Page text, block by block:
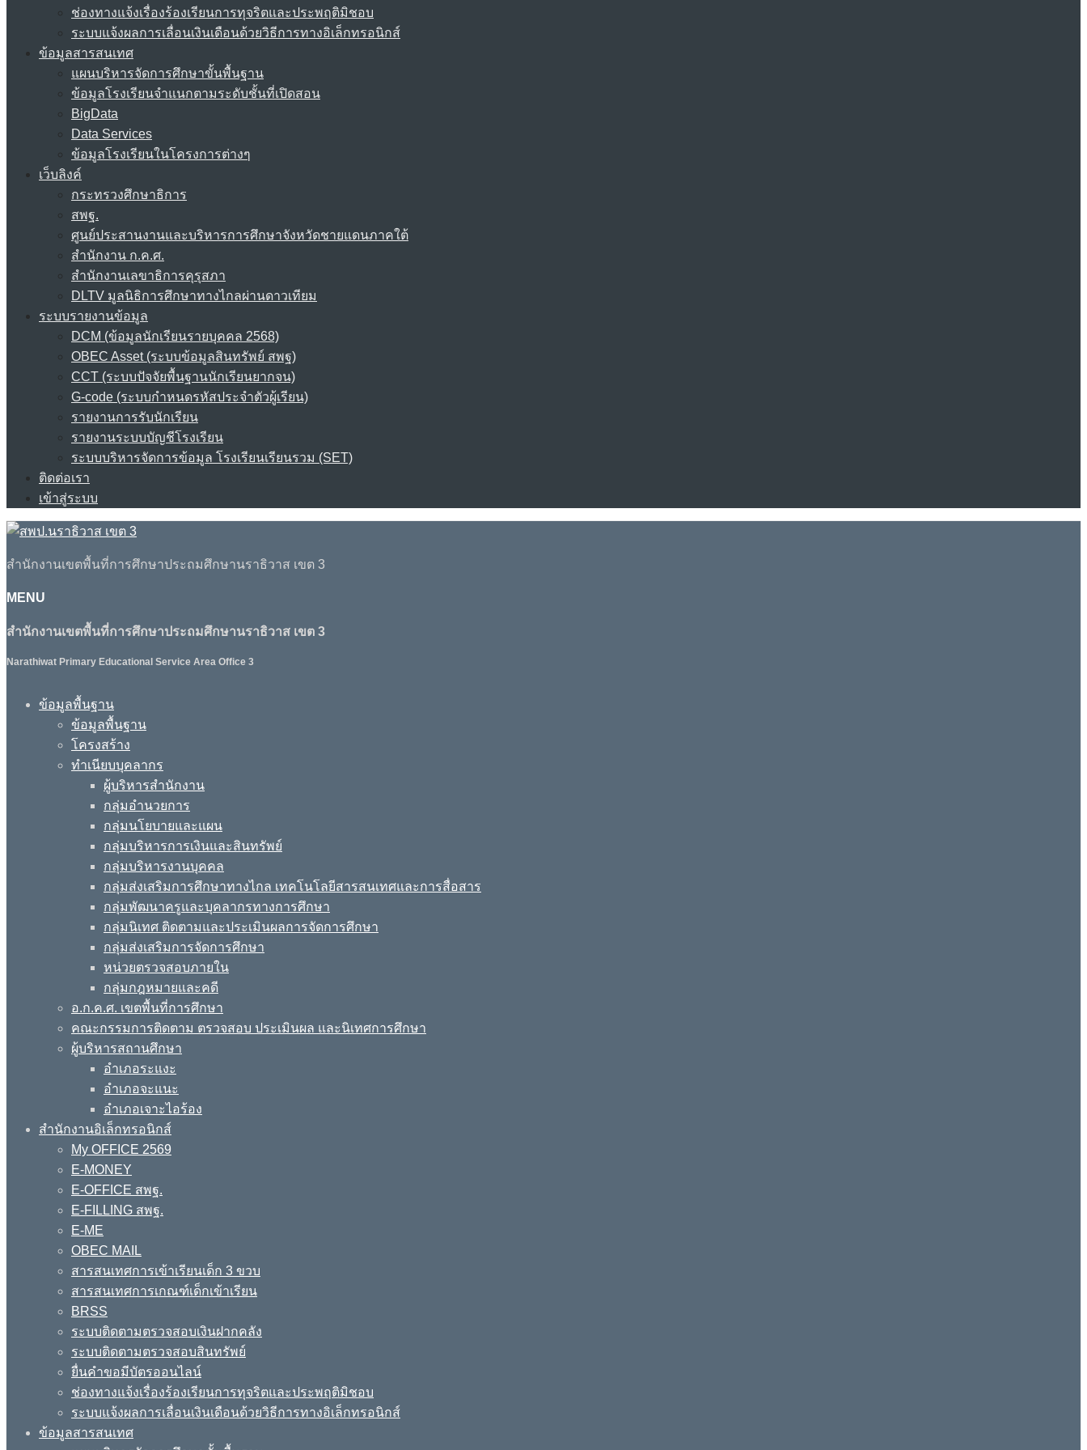
ช่องทางแจ้งเรื่องร้องเรียนการทุจริตและประพฤติมิชอบ
ระบบแจ้งผลการเลื่อนเงินเดือนด้วยวิธีการทางอิเล็กทรอนิกส์
ข้อมูลสารสนเทศ
แผนบริหารจัดการศึกษาขั้นพื้นฐาน
ข้อมูลโรงเรียนจำแนกตามระดับชั้นที่เปิดสอน
BigData
Data Services
ข้อมูลโรงเรียนในโครงการต่างๆ
เว็บลิงค์
กระทรวงศึกษาธิการ
สพฐ.
ศูนย์ประสานงานและบริหารการศึกษาจังหวัดชายแดนภาคใต้
สำนักงาน ก.ค.ศ.
สำนักงานเลขาธิการคุรุสภา
DLTV มูลนิธิการศึกษาทางไกลผ่านดาวเทียม
ระบบรายงานข้อมูล
DCM (ข้อมูลนักเรียนรายบุคคล 2568)
OBEC Asset (ระบบข้อมูลสินทรัพย์ สพฐ)
CCT (ระบบปัจจัยพื้นฐานนักเรียนยากจน)
G-code (ระบบกำหนดรหัสประจำตัวผู้เรียน)
รายงานการรับนักเรียน
รายงานระบบบัญชีโรงเรียน
ระบบบริหารจัดการข้อมูล โรงเรียนเรียนรวม (SET)
ติดต่อเรา
เข้าสู่ระบบ
สำนักงานเขตพื้นที่การศึกษาประถมศึกษานราธิวาส เขต 3
MENU
สำนักงานเขตพื้นที่การศึกษาประถมศึกษานราธิวาส เขต 3
Narathiwat Primary Educational Service Area Office 3
ข้อมูลพื้นฐาน
ข้อมูลพื้นฐาน
โครงสร้าง
ทำเนียบบุคลากร
ผู้บริหารสำนักงาน
กลุ่มอำนวยการ
กลุ่มนโยบายและแผน
กลุ่มบริหารการเงินและสินทรัพย์
กลุ่มบริหารงานบุคคล
กลุ่มส่งเสริมการศึกษาทางไกล เทคโนโลยีสารสนเทศและการสื่อสาร
กลุ่มพัฒนาครูและบุคลากรทางการศึกษา
กลุ่มนิเทศ ติดตามและประเมินผลการจัดการศึกษา
กลุ่มส่งเสริมการจัดการศึกษา
หน่วยตรวจสอบภายใน
กลุ่มกฎหมายและคดี
อ.ก.ค.ศ. เขตพื้นที่การศึกษา
คณะกรรมการติดตาม ตรวจสอบ ประเมินผล และนิเทศการศึกษา
ผู้บริหารสถานศึกษา
อำเภอระแงะ
อำเภอจะแนะ
อำเภอเจาะไอร้อง
สำนักงานอิเล็กทรอนิกส์
My OFFICE 2569
E-MONEY
E-OFFICE สพฐ.
E-FILLING สพฐ.
E-ME
OBEC MAIL
สารสนเทศการเข้าเรียนเด็ก 3 ขวบ
สารสนเทศการเกณฑ์เด็กเข้าเรียน
BRSS
ระบบติดตามตรวจสอบเงินฝากคลัง
ระบบติดตามตรวจสอบสินทรัพย์
ยื่นคำขอมีบัตรออนไลน์
ช่องทางแจ้งเรื่องร้องเรียนการทุจริตและประพฤติมิชอบ
ระบบแจ้งผลการเลื่อนเงินเดือนด้วยวิธีการทางอิเล็กทรอนิกส์
ข้อมูลสารสนเทศ